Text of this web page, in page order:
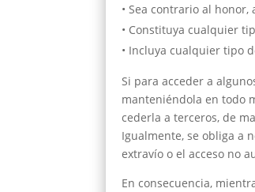
• Sea contrario al
• Constituya cualquier
• Incluya cualquier tipo
Si para acceder a
manteniéndola en todo
cederla a terceros, de
Igualmente, se obliga a
extravío o el acceso no
En consecuencia,